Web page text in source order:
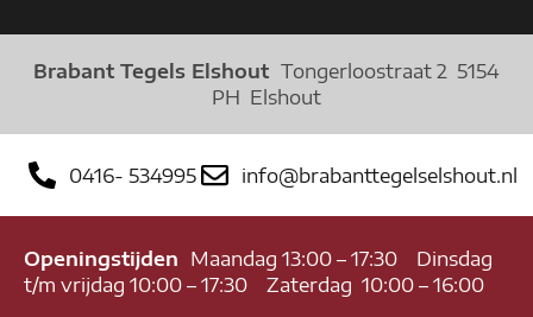
Brabant Tegels Elshout Tongerloostraat 2 5154
PH Elshout
0416- 534995 info@brabanttegelselshout.nl
Openingstijden Maandag 13:00 – 17:30 Dinsdag
t/m vrijdag 10:00 – 17:30 Zaterdag 10:00 – 16:00